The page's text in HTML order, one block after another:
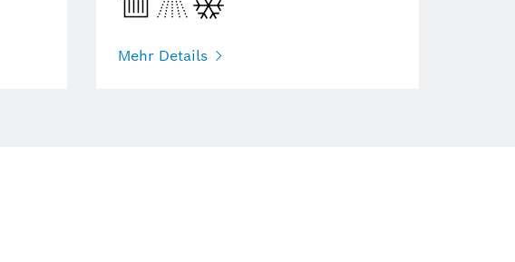
Mehr Details